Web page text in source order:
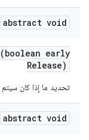
abstract void
(boolean early
Release)
تحديد ما إذا كان سيتم
abstract void